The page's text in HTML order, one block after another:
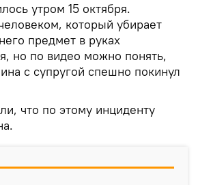
утром 15 октября.
который убирает
предмет в руках
но по видео можно понять,
с супругой спешно покинул
что по этому инциденту